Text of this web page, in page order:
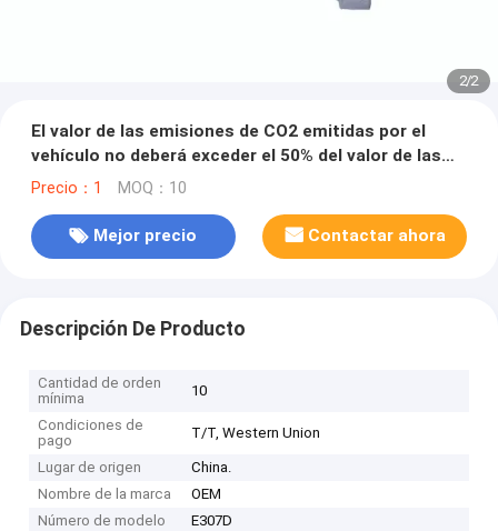
2/2
El valor de las emisiones de CO2 emitidas por el
vehículo no deberá exceder el 50% del valor de las
emisiones de CO2 emitidas por el vehículo.
Precio：1 MOQ：10
Mejor precio Contactar ahora
Descripción De Producto
Cantidad de orden
mínima
10
Condiciones de
pago
T/T, Western Union
Lugar de origen
China.
Nombre de la marca
OEM
Número de modelo
E307D